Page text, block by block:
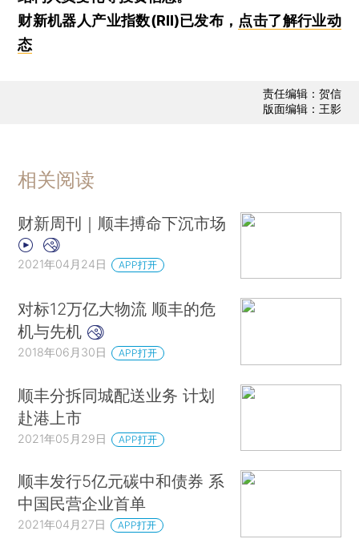
财新机器人产业指数(RII)已发布， 点击了解行业动
态
责任编辑：贺信
版面编辑：王影
相关阅读
财新周刊｜顺丰搏命下沉市场
2021年04月24日 APP打开
对标12万亿大物流 顺丰的危
机与先机
2018年06月30日 APP打开
顺丰分拆同城配送业务 计划
赴港上市
2021年05月29日 APP打开
顺丰发行5亿元碳中和债券 系
中国民营企业首单
2021年04月27日 APP打开